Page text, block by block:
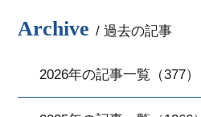
Archive / 過去の記事
2026年の記事一覧（377）